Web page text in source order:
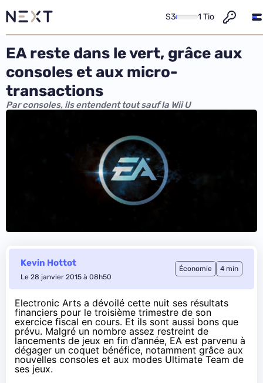
S3 1 Tio
EA reste dans le vert, grâce aux
consoles et aux micro-
transactions
Par consoles, ils entendent tout sauf la Wii U
Kevin Hottot
Le 28 janvier 2015 à 08h50
Économie 4 min
Electronic Arts a dévoilé cette nuit ses résultats
financiers pour le troisième trimestre de son
exercice fiscal en cours. Et ils sont aussi bons que
prévu. Malgré un nombre assez restreint de
lancements de jeux en fin d’année, EA est parvenu à
dégager un coquet bénéfice, notamment grâce aux
nouvelles consoles et aux modes Ultimate Team de
ses jeux.